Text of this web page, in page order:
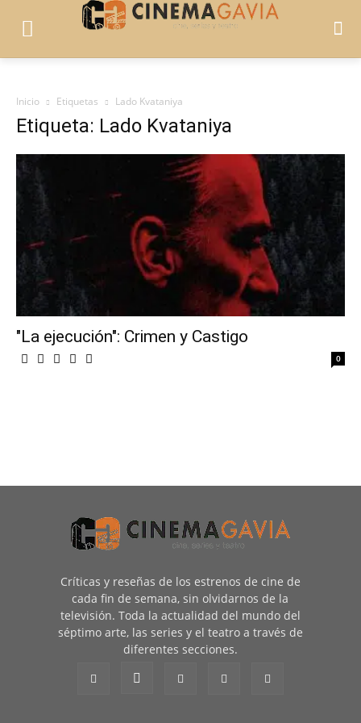
Inicio Etiquetas Lado Kvataniya
Etiqueta: Lado Kvataniya
"La ejecución": Crimen y Castigo
0
Críticas y reseñas de los estrenos de cine de
cada fin de semana, sin olvidarnos de la
televisión. Toda la actualidad del mundo del
séptimo arte, las series y el teatro a través de
diferentes secciones.